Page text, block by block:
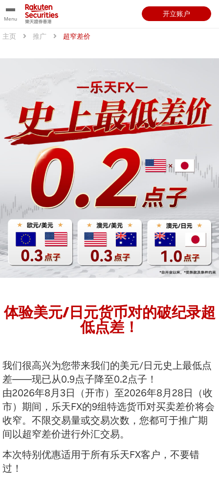
Menu
开立账户
主页 推广 超窄差价
体验美元/日元货币对的破纪录超
低点差！
我们很高兴为您带来我们的美元/日元史上最低点
差——现已从0.9点子降至0.2点子！
由2026年8月3日（开市）至2026年8月28日（收
市）期间，乐天FX的9组特选货币对买卖差价将会
收窄。不限交易量或交易次数，您都可于推广期
间以超窄差价进行外汇交易。
本次特别优惠适用于所有乐天FX客户，不要错
过！